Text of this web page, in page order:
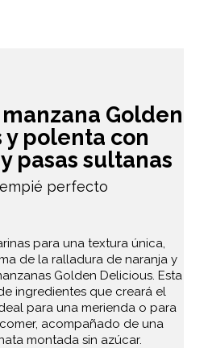
Golden
y polenta con
pasas sultanas
perfecto
para una textura única,
de la ralladura de naranja y
Golden Delicious. Esta
ingredientes que creará el
para una merienda o para
acompañado de una
montada sin azúcar.